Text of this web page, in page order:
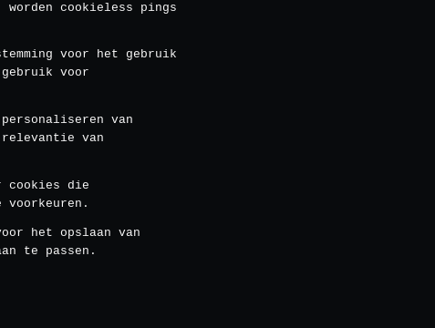
cookieless pings
voor het gebruik
voor
van
relevantie van
cookies die
het opslaan van
te passen.